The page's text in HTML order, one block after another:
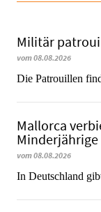
Militär
vom 08.08.2026
Die Patrouillen
Mallorca
Minderjährige
vom 08.08.2026
In Deutschland